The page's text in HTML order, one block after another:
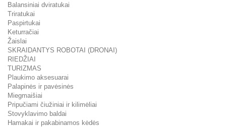
Balansiniai dviratukai
Triratukai
Paspirtukai
Keturračiai
Žaislai
SKRAIDANTYS ROBOTAI (DRONAI)
RIEDŽIAI
TURIZMAS
Plaukimo aksesuarai
Palapinės ir pavėsinės
Miegmaišiai
Pripučiami čiužiniai ir kilimėliai
Stovyklavimo baldai
Hamakai ir pakabinamos kėdės